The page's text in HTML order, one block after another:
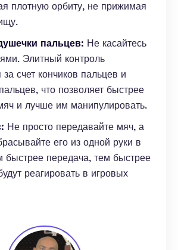
плотную орбиту, не прижимая
пальцев: Не касайтесь
Элитный контроль
за счет кончиков пальцев и
что позволяет быстрее
и лучше им манипулировать.
Не просто передавайте мяч, а
его из одной руки в
быстрее передача, тем быстрее
реагировать в игровых